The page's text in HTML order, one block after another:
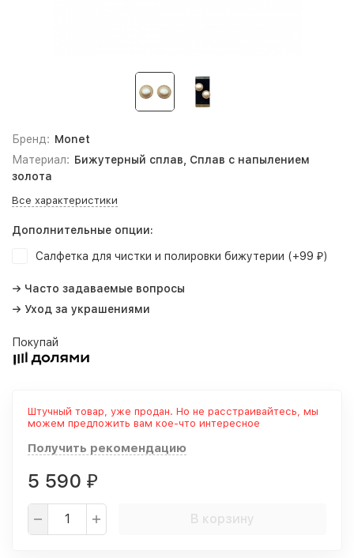
Бренд: Monet
Материал: Бижутерный сплав, Сплав с напылением
золота
Все характеристики
Дополнительные опции:
Салфетка для чистки и полировки бижутерии (+99 ₽)
→ Часто задаваемые вопросы
→ Уход за украшениями
Покупай
Штучный товар, уже продан. Но не расстраивайтесь, мы
можем предложить вам кое-что интересное
Получить рекомендацию
5 590 ₽
В корзину